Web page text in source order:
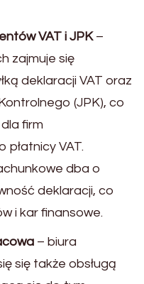
VAT i JPK–
zajmuje się
deklaracji VAT oraz
(JPK), co
firm
płatnicy VAT.
dba o
deklaracji, co
i kar finansowe.
– biura
się także obsługą